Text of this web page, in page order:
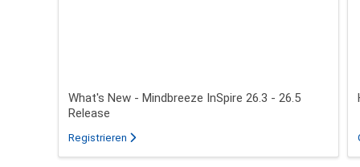
What's New - Mindbreeze InSpire 26.3 - 26.5
Release
Registrieren für das Webinar über What's New - Mindbreeze